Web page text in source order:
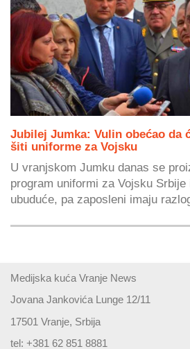
Jubilej Jumka: Vulin obećao da
šiti uniforme za Vojsku
U vranjskom Jumku danas se
program uniformi za Vojsku
ubuduće, pa zaposleni imaju
Medijska kuća Vranje News
Jovana Jankovića Lunge 12/11
17501 Vranje, Srbija
tel: +381 62 851 8881